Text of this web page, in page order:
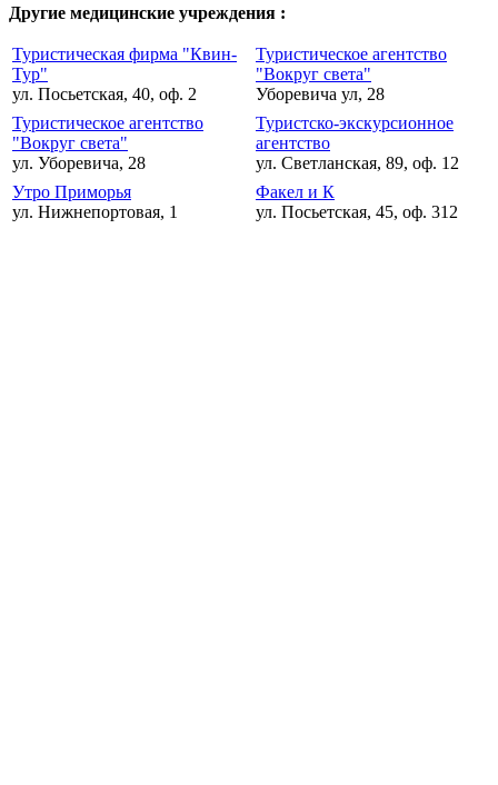
Другие медицинские учреждения :
Туристическая фирма "Квин-
Тур"
ул. Посьетская, 40, оф. 2
Туристическое агентство
"Вокруг света"
Уборевича ул, 28
Туристическое агентство
"Вокруг света"
ул. Уборевича, 28
Туристско-экскурсионное
агентство
ул. Светланская, 89, оф. 12
Утро Приморья
ул. Нижнепортовая, 1
Факел и К
ул. Посьетская, 45, оф. 312